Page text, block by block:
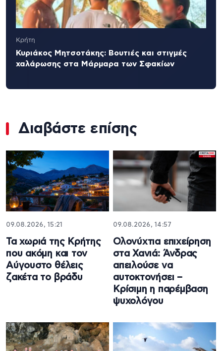
Κρήτη
Κυριάκος Μητσοτάκης: Βουτιές και στιγμές
χαλάρωσης στα Μάρμαρα των Σφακίων
Διαβάστε επίσης
09.08.2026, 15:21
Τα χωριά της Κρήτης
που ακόμη και τον
Αύγουστο θέλεις
ζακέτα το βράδυ
09.08.2026, 14:57
Ολονύχτια επιχείρηση
στα Χανιά: Άνδρας
απειλούσε να
αυτοκτονήσει –
Κρίσιμη η παρέμβαση
ψυχολόγου